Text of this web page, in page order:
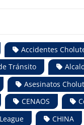
Accidentes
Tránsito
Asesinatos
CENAOS
CHINA